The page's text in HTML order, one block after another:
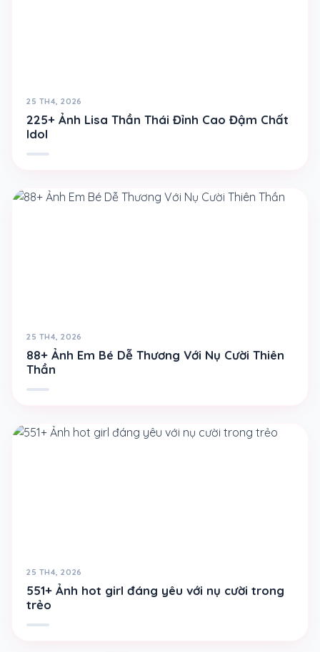
25 TH4, 2026
225+ Ảnh Lisa Thần Thái Đỉnh Cao Đậm Chất
Idol
25 TH4, 2026
88+ Ảnh Em Bé Dễ Thương Với Nụ Cười Thiên
Thần
25 TH4, 2026
551+ Ảnh hot girl đáng yêu với nụ cười trong
trẻo